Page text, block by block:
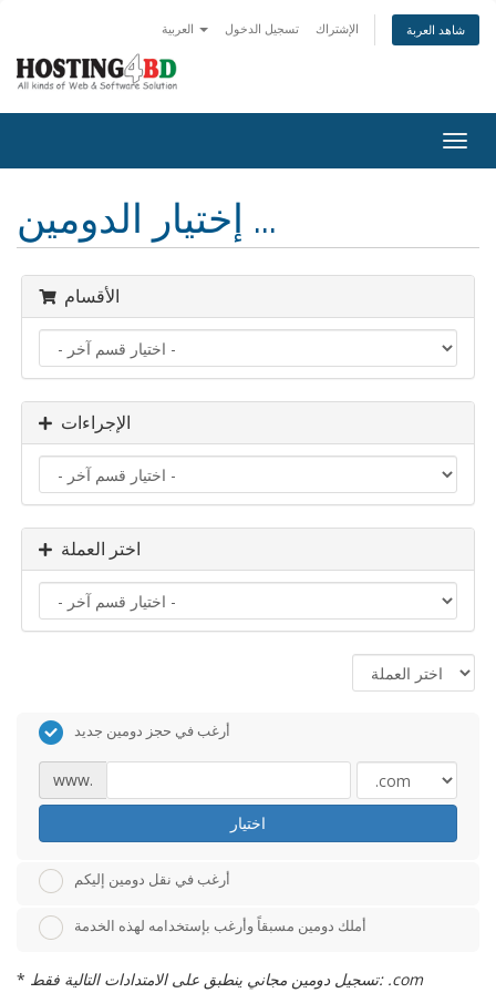
تسجيل الدخول الإشتراك شاهد العربة
إختيار الدومين ...
الأقسام
الإجراءات
اختر العملة
أرغب في حجز دومين جديد
www.
اختيار
أرغب في نقل دومين إليكم
أملك دومين مسبقاً وأرغب بإستخدامه لهذه الخدمة
* تسجيل دومين مجاني ينطبق على الامتدادات التالية فقط: .com